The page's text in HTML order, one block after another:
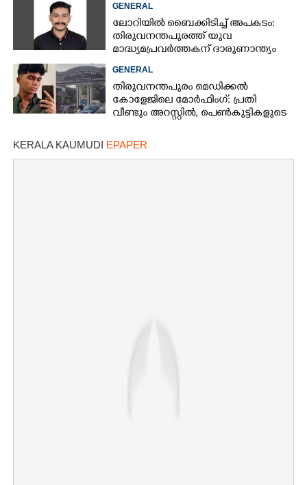
GENERAL
ലോറിയിൽ ബൈക്കിടിച്ച് അപകടം:
തിരുവനന്തപുരത്ത് യുവ
മാദ്ധ്യമപ്രവർത്തകന് ദാരുണാന്ത്യം
GENERAL
തിരുവനന്തപുരം മെഡിക്കൽ
കോളേജിലെ മോർഫിംഗ്: പ്രതി
വീണ്ടും അറസ്റ്റിൽ, പെൺകുട്ടികളുടെ
നിന്ന്
KERALA KAUMUDI EPAPER